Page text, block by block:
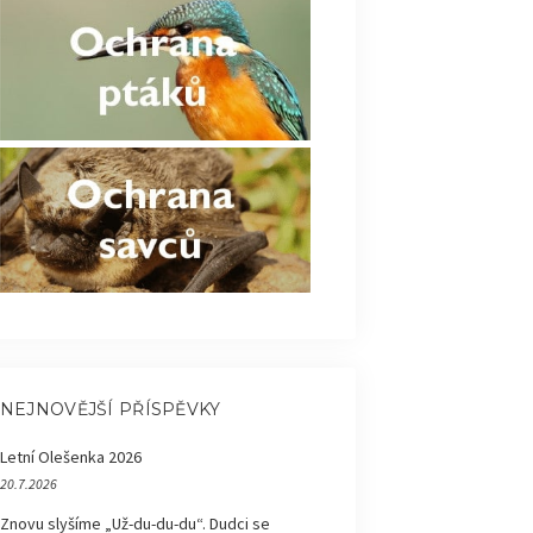
NEJNOVĚJŠÍ PŘÍSPĚVKY
Letní Olešenka 2026
20.7.2026
Znovu slyšíme „Už-du-du-du“. Dudci se